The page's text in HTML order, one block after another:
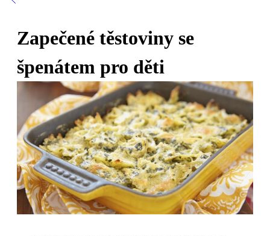
Zapečené těstoviny se
špenátem pro děti